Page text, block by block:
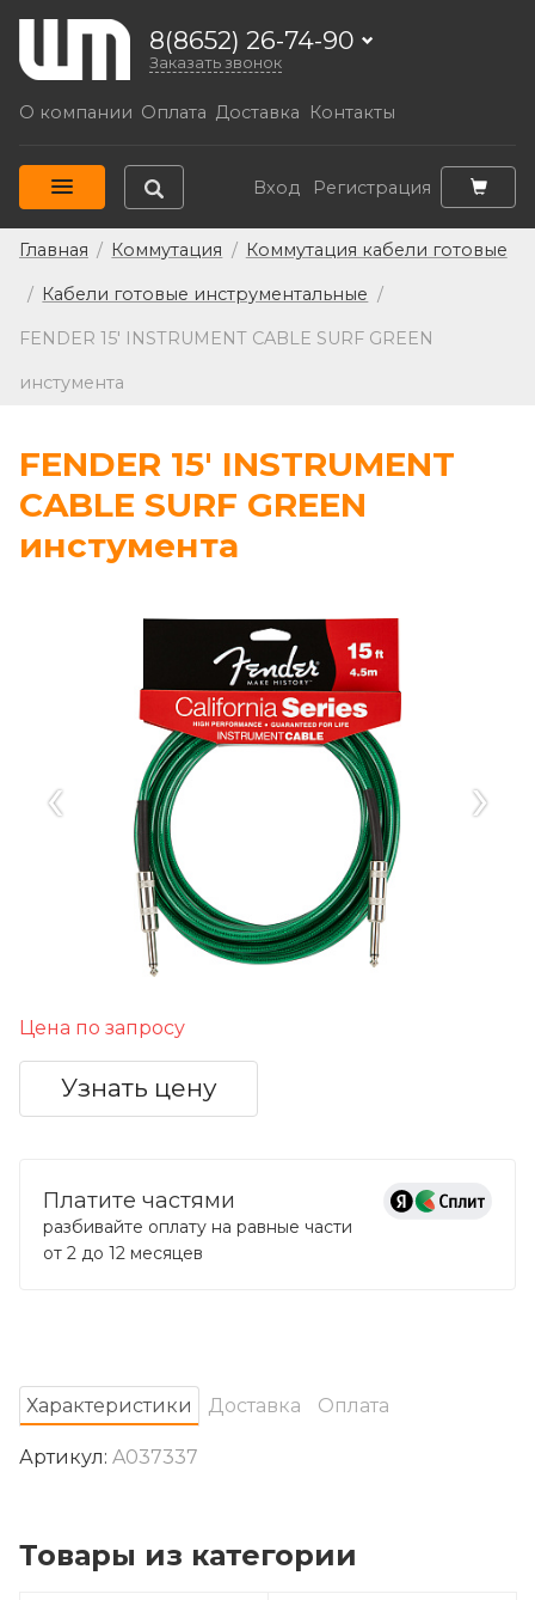
8(8652) 26-74-90
Заказать звонок
О компании Оплата Доставка Контакты
Вход Регистрация
Главная / Коммутация / Коммутация кабели готовые
/ Кабели готовые инструментальные /
FENDER 15' INSTRUMENT CABLE SURF GREEN
инстумента
FENDER 15' INSTRUMENT
CABLE SURF GREEN
инстумента
‹ ›
Цена по запросу
Узнать цену
Платите частями
разбивайте оплату на равные части
от 2 до 12 месяцев
Характеристики Доставка Оплата
Артикул: A037337
Товары из категории